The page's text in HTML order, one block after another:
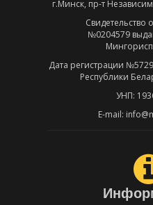
г.Минск, пр-т
Свидетельство
№0204579
Дата регистрации
Республики
УНП:
E-mail: